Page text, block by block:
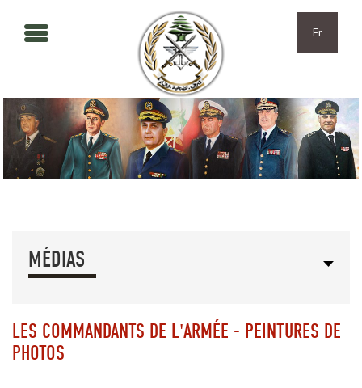
Fr
MÉDIAS
LES COMMANDANTS DE L'ARMÉE - PEINTURES DE
PHOTOS